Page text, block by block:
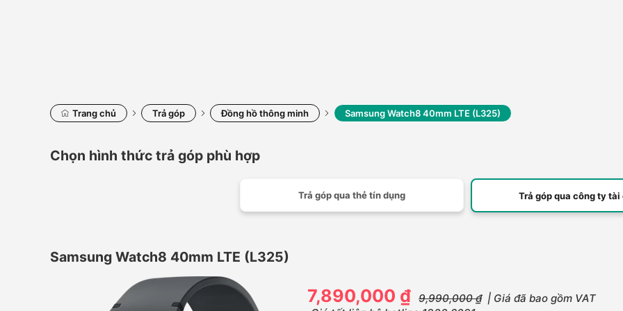
Trang chủ Trả góp Đồng hồ thông minh Samsung Watch8 40mm LTE (L325)
Chọn hình thức trả góp phù hợp
Trả góp qua thẻ tín dụng Trả góp qua công ty tài
Samsung Watch8 40mm LTE (L325)
7,890,000 ₫ 9,990,000 ₫ | Giá đã bao gồm VAT